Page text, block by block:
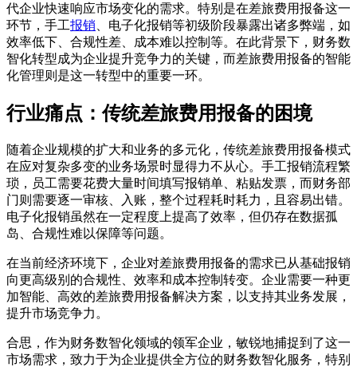
代企业快速响应市场变化的需求。特别是在差旅费用报备这一
环节，手工报销 、电子化报销等初级阶段暴露出诸多弊端，如
效率低下、合规性差、成本难以控制等。在此背景下，财务数
智化转型成为企业提升竞争力的关键，而差旅费用报备的智能
化管理则是这一转型中的重要一环。
行业痛点：传统差旅费用报备的困境
随着企业规模的扩大和业务的多元化，传统差旅费用报备模式
在应对复杂多变的业务场景时显得力不从心。手工报销流程繁
琐，员工需要花费大量时间填写报销单、粘贴发票，而财务部
门则需要逐一审核、入账，整个过程耗时耗力，且容易出错。
电子化报销虽然在一定程度上提高了效率，但仍存在数据孤
岛、合规性难以保障等问题。
在当前经济环境下，企业对差旅费用报备的需求已从基础报销
向更高级别的合规性、效率和成本控制转变。企业需要一种更
加智能、高效的差旅费用报备解决方案，以支持其业务发展，
提升市场竞争力。
合思，作为财务数智化领域的领军企业，敏锐地捕捉到了这一
市场需求，致力于为企业提供全方位的财务数智化服务，特别